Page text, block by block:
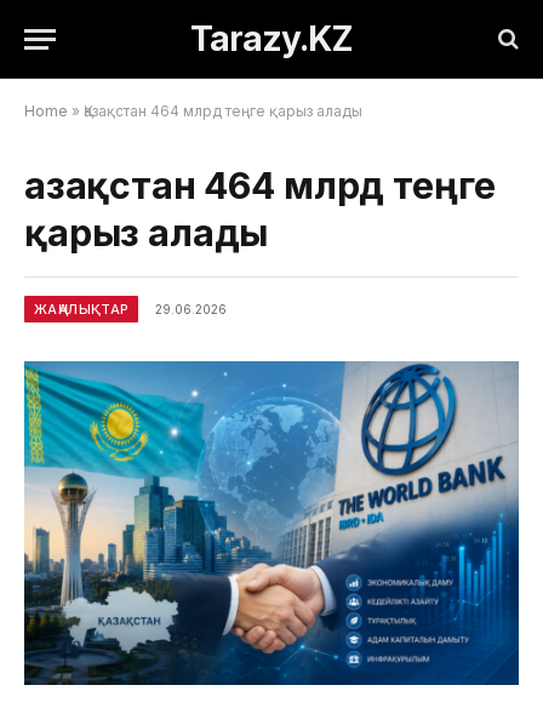
Tarazy.KZ
Home » Қазақстан 464 млрд теңге қарыз алады
Қазақстан 464 млрд теңге
қарыз алады
ЖАҢАЛЫҚТАР 29.06.2026